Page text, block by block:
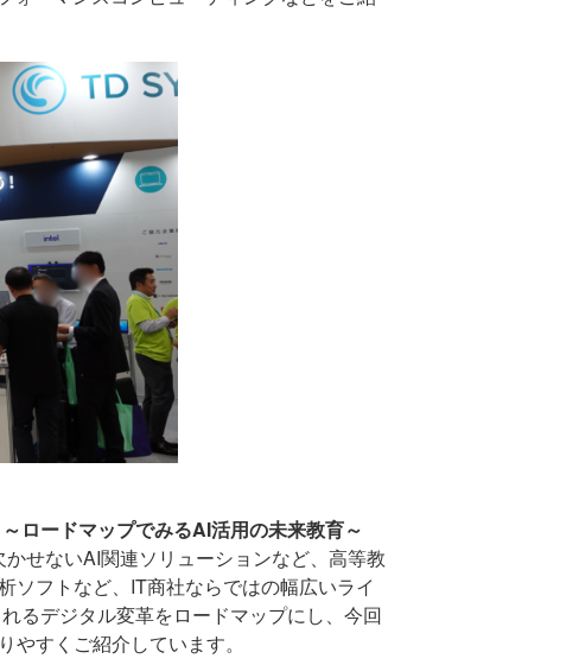
ロードマップでみるAI活用の未来教育～
かせないAI関連ソリューションなど、高等教
フトなど、 IT商社ならではの幅広いライ
るデジタル変革をロードマップにし、今回
すくご紹介しています。